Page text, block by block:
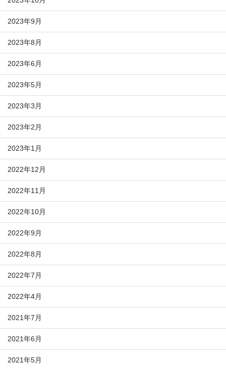
2023年9月
2023年8月
2023年6月
2023年5月
2023年3月
2023年2月
2023年1月
2022年12月
2022年11月
2022年10月
2022年9月
2022年8月
2022年7月
2022年4月
2021年7月
2021年6月
2021年5月